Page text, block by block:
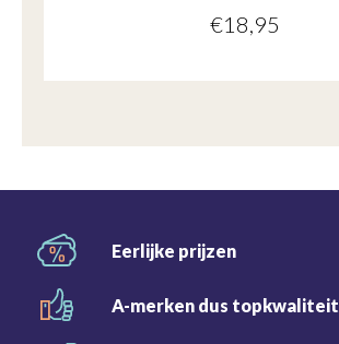
€18,95
Eerlijke prijzen
A-merken dus topkwaliteit